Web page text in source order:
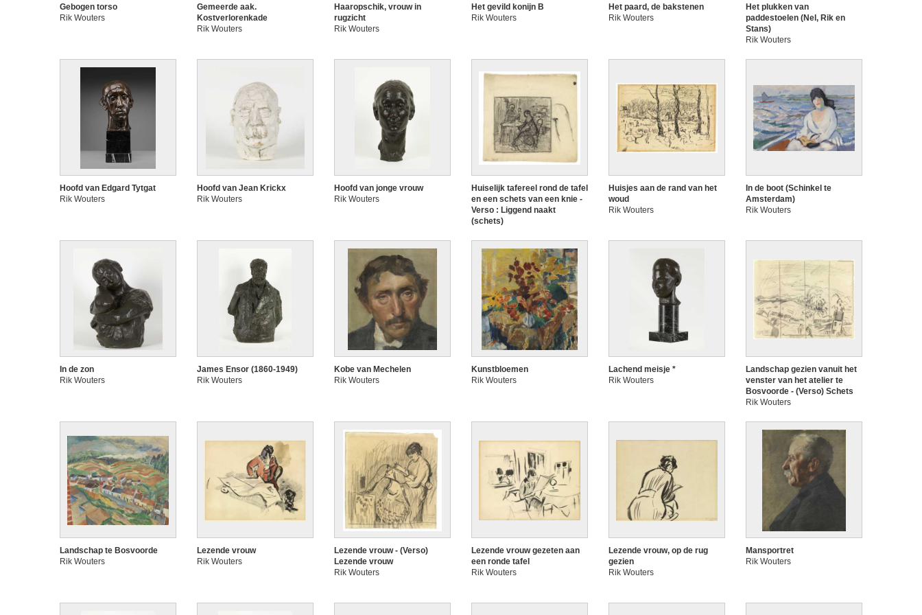
Gebogen torso
Rik Wouters
Gemeerde aak.
Kostverlorenkade
Rik Wouters
Haaropschik, vrouw in
rugzicht
Rik Wouters
Het gevild konijn B
Rik Wouters
Het paard, de bakstenen
Rik Wouters
Het plukken van
paddestoelen (Nel, Rik en
Stans)
Rik Wouters
Hoofd van Edgard Tytgat
Rik Wouters
Hoofd van Jean Krickx
Rik Wouters
Hoofd van jonge vrouw
Rik Wouters
Huiselijk tafereel rond de tafel
en een schets van een knie -
Verso : Liggend naakt
(schets)
Huisjes aan de rand van het
woud
Rik Wouters
In de boot (Schinkel te
Amsterdam)
Rik Wouters
In de zon
Rik Wouters
James Ensor (1860-1949)
Rik Wouters
Kobe van Mechelen
Rik Wouters
Kunstbloemen
Rik Wouters
Lachend meisje *
Rik Wouters
Landschap gezien vanuit het
venster van het atelier te
Bosvoorde - (Verso) Schets
Rik Wouters
Landschap te Bosvoorde
Rik Wouters
Lezende vrouw
Rik Wouters
Lezende vrouw - (Verso)
Lezende vrouw
Rik Wouters
Lezende vrouw gezeten aan
een ronde tafel
Rik Wouters
Lezende vrouw, op de rug
gezien
Rik Wouters
Mansportret
Rik Wouters